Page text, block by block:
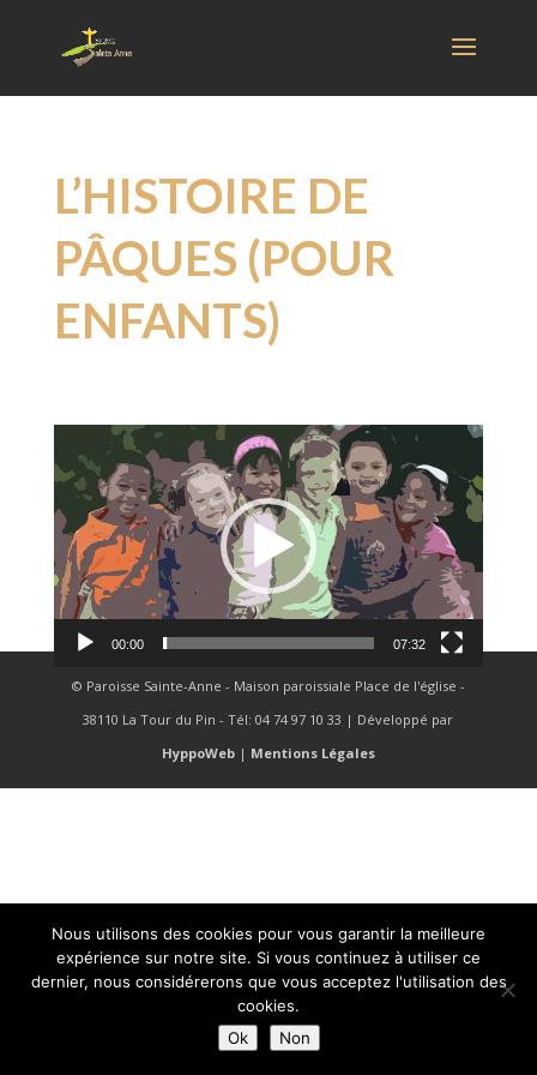
L’HISTOIRE DE
PÂQUES (POUR
ENFANTS)
Lecteur
vidéo
00:00 07:32
© Paroisse Sainte-Anne - Maison paroissiale Place de l'église -
38110 La Tour du Pin - Tél: 04 74 97 10 33 | Développé par
HyppoWeb| Mentions Légales
Nous utilisons des cookies pour vous garantir la meilleure
expérience sur notre site. Si vous continuez à utiliser ce
dernier, nous considérerons que vous acceptez l'utilisation des
cookies.
Ok
Non